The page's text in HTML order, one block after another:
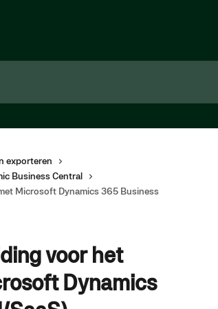
exporteren
Business Central
Microsoft Dynamics 365 Business
voor het
Dynamics